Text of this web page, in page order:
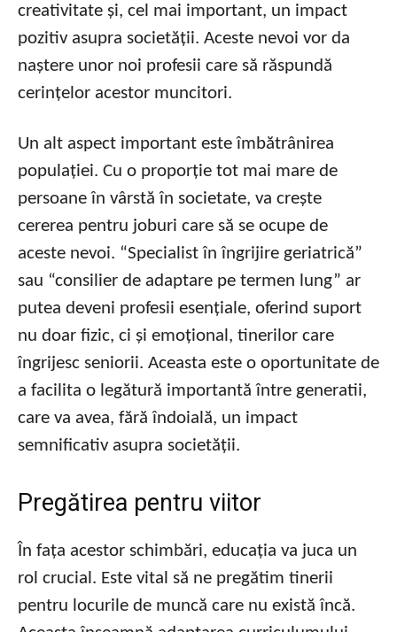
creativitate și, cel mai important, un impact
pozitiv asupra societății. Aceste nevoi vor da
naștere unor noi profesii care să răspundă
cerințelor acestor muncitori.
Un alt aspect important este îmbătrânirea
populației. Cu o proporție tot mai mare de
persoane în vârstă în societate, va crește
cererea pentru joburi care să se ocupe de
aceste nevoi. “Specialist în îngrijire geriatrică”
sau “consilier de adaptare pe termen lung” ar
putea deveni profesii esențiale, oferind suport
nu doar fizic, ci și emoțional, tinerilor care
îngrijesc seniorii. Aceasta este o oportunitate de
a facilita o legătură importantă între generatii,
care va avea, fără îndoială, un impact
semnificativ asupra societății.
Pregătirea pentru viitor
În fața acestor schimbări, educația va juca un
rol crucial. Este vital să ne pregătim tinerii
pentru locurile de muncă care nu există încă.